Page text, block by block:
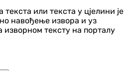
или текста у цјелини је
навођење извора и уз
тексту на порталу